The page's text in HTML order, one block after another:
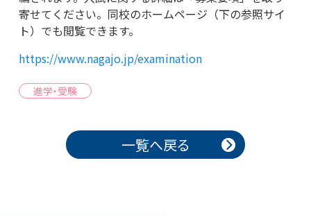
寄せてください。同校のホームページ（下の参照サイ
ト）でも閲覧できます。
https://www.nagajo.jp/examination
進学・受験
投稿ナビゲーション 一覧へ戻る